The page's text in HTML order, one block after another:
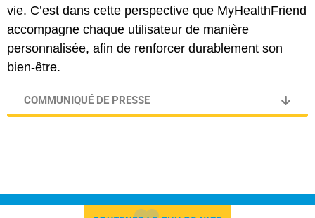
vie. C’est dans cette perspective que MyHealthFriend
accompagne chaque utilisateur de manière
personnalisée, afin de renforcer durablement son
bien-être.
COMMUNIQUÉ DE PRESSE